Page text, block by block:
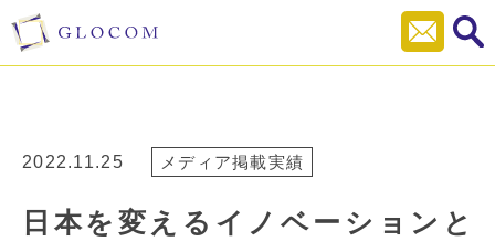
2022.11.25 メディア掲載実績
日本を変えるイノベーションと